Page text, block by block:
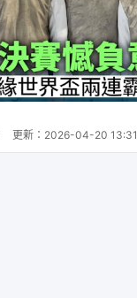
更新： 2026-04-20 13:31